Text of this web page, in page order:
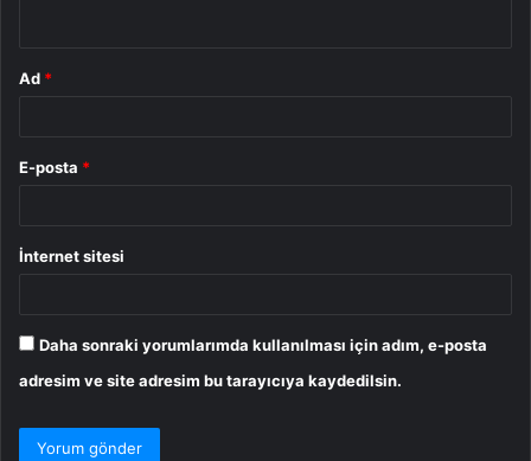
Ad *
E-posta *
İnternet sitesi
Daha sonraki yorumlarımda kullanılması için adım, e-posta
adresim ve site adresim bu tarayıcıya kaydedilsin.